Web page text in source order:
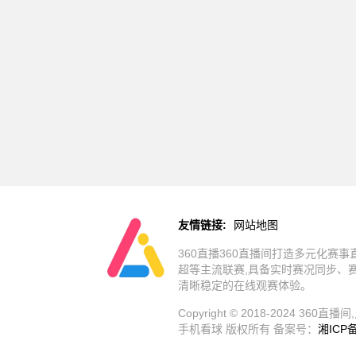
友情链接: 网站地图
360直播360直播间打造多元化赛事
超等主流联赛,具备实时赛况同步、
清晰稳定的在线观赛体验。
Copyright © 2018-2024 360直播间
手机看球 版权所有 备案号： 湘ICP